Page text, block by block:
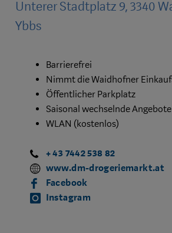
Unterer Stadtplatz 9, 3340
Ybbs
Barrierefrei
Nimmt die Waidhofner
Öffentlicher Parkplatz
Saisonal wechselnde Angebote
WLAN (kostenlos)
+ 43 7442 538 82
www.dm-drogeriemarkt.at
Facebook
Instagram